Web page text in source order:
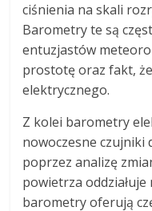
ciśnienia na skali
Barometry te są
entuzjastów
prostotę oraz fakt,
elektrycznego.
Z kolei barometry
nowoczesne czujniki
poprzez analizę
powietrza
barometry oferują